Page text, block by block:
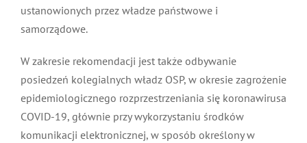
ustanowionych przez władze państwowe i
samorządowe.
W zakresie rekomendacji jest także odbywanie
posiedzeń kolegialnych władz OSP, w okresie zagrożenie
epidemiologicznego rozprzestrzeniania się koronawirusa
COVID-19, głównie przy wykorzystaniu środków
komunikacji elektronicznej, w sposób określony w